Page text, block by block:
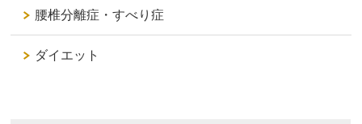
腰椎分離症・すべり症
ダイエット